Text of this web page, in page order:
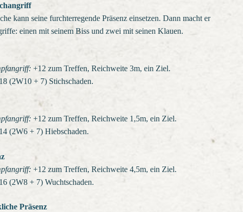
kann seine furchterregende Präsenz einsetzen. Dann macht er
einen mit seinem Biss und zwei mit seinen Klauen.
+12 zum Treffen, Reichweite 3m, ein Ziel.
18 (2W10 + 7) Stichschaden.
+12 zum Treffen, Reichweite 1,5m, ein Ziel.
14 (2W6 + 7) Hiebschaden.
+12 zum Treffen, Reichweite 4,5m, ein Ziel.
16 (2W8 + 7) Wuchtschaden.
Präsenz